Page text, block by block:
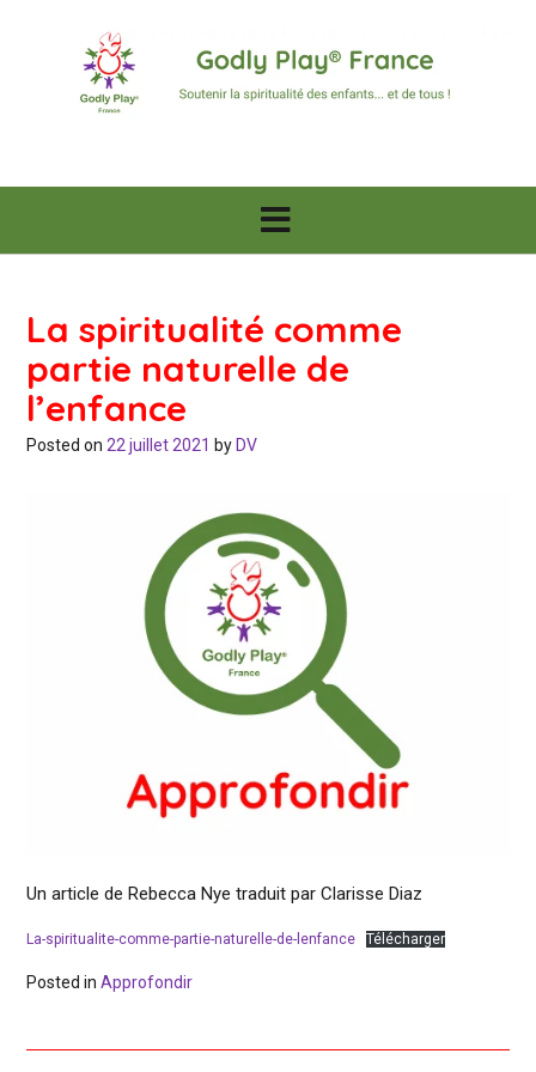
La spiritualité comme
partie naturelle de
l’enfance
Posted on 22 juillet 2021 by DV
Un article de Rebecca Nye traduit par Clarisse Diaz
La-spiritualite-comme-partie-naturelle-de-lenfance Télécharger
Posted in Approfondir